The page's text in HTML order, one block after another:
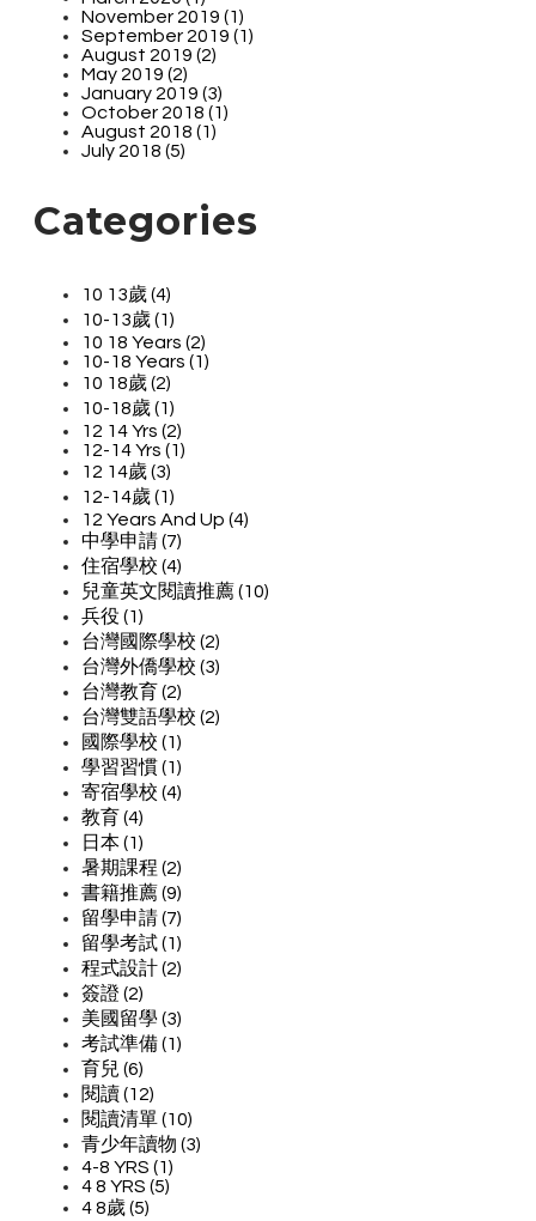
November 2019 (1)
September 2019 (1)
August 2019 (2)
May 2019 (2)
January 2019 (3)
October 2018 (1)
August 2018 (1)
July 2018 (5)
Categories
10 13歲 (4)
10-13歲 (1)
10 18 Years (2)
10-18 Years (1)
10 18歲 (2)
10-18歲 (1)
12 14 Yrs (2)
12-14 Yrs (1)
12 14歲 (3)
12-14歲 (1)
12 Years And Up (4)
中學申請 (7)
住宿學校 (4)
兒童英文閱讀推薦 (10)
兵役 (1)
台灣國際學校 (2)
台灣外僑學校 (3)
台灣教育 (2)
台灣雙語學校 (2)
國際學校 (1)
學習習慣 (1)
寄宿學校 (4)
教育 (4)
日本 (1)
暑期課程 (2)
書籍推薦 (9)
留學申請 (7)
留學考試 (1)
程式設計 (2)
簽證 (2)
美國留學 (3)
考試準備 (1)
育兒 (6)
閱讀 (12)
閱讀清單 (10)
青少年讀物 (3)
4-8 YRS (1)
4 8 YRS (5)
4 8歲 (5)